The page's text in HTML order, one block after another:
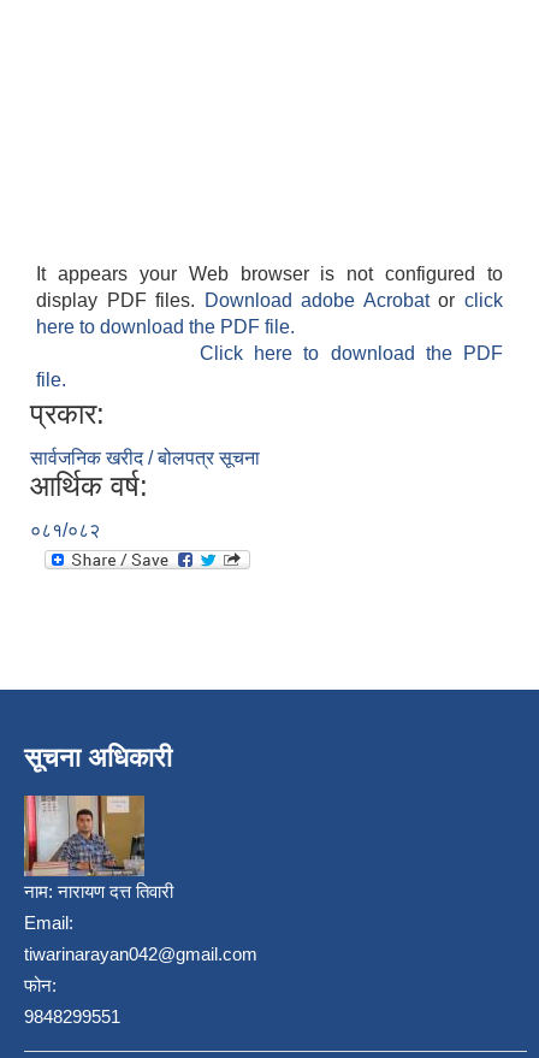
It appears your Web browser is not configured to
display PDF files.
Download adobe Acrobatorclick
here to download the PDF file.
Click here to download the PDF
file.
प्रकार:
सार्वजनिक खरीद / बोलपत्र सूचना
आर्थिक वर्ष:
०८१/०८२
सूचना अधिकारी
नाम:नारायण दत्त तिवारी
Email:
tiwarinarayan042@gmail.com
फोन:
9848299551